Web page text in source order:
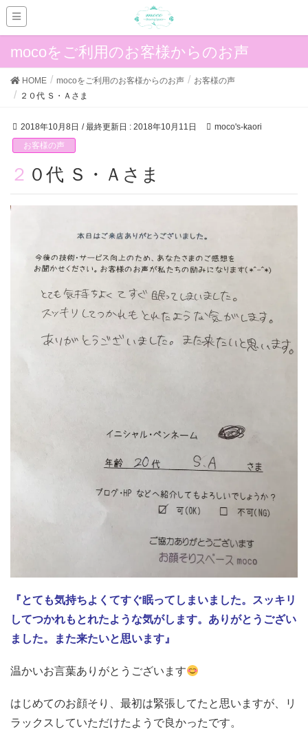
mocoをご利用のお客様からのお声
HOME mocoをご利用のお客様からのお声
お客様の声
２０代 Ｓ・Ａさま
2018年10月8日 / 最終更新日 : 2018年10月11日
moco's-kaori
お客様の声
２０代 Ｓ・Ａさま
『とても気持ちよくてすぐ眠ってしまいました。スッキリ
してつかれもとれたような気がします。ありがとうござい
ました。また来たいと思います』
温かいお言葉ありがとうございます
はじめてのお顔そり、最初は緊張してたと思いますが、リ
ラックスしていただけたようで良かったです。